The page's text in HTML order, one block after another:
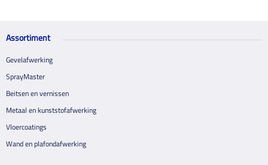
Assortiment
Gevelafwerking
SprayMaster
Beitsen en vernissen
Metaal en kunststofafwerking
Vloercoatings
Wand en plafondafwerking